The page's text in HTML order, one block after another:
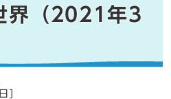
界（2021年3